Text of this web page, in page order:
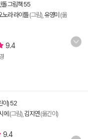
돌 그림책 55
노라 라이틀(그림), 유영미 (옮
9.4
이) 52
에 (그림), 김지연(옮긴이)
9.4